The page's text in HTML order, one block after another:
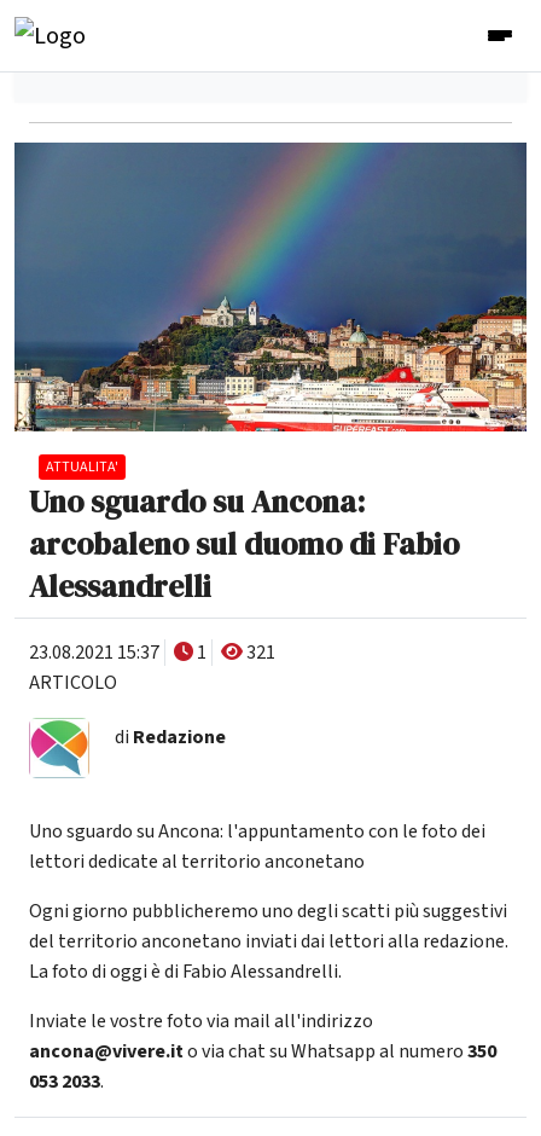
ATTUALITA'
Uno sguardo su Ancona:
arcobaleno sul duomo di Fabio
Alessandrelli
23.08.2021 15:37 1
321
ARTICOLO
di Redazione
Uno sguardo su Ancona: l'appuntamento con le foto dei
lettori dedicate al territorio anconetano
Ogni giorno pubblicheremo uno degli scatti più suggestivi
del territorio anconetano inviati dai lettori alla redazione.
La foto di oggi è di Fabio Alessandrelli.
Inviate le vostre foto via mail all'indirizzo
ancona@vivere.ito via chat su Whatsapp al numero350
053 2033.